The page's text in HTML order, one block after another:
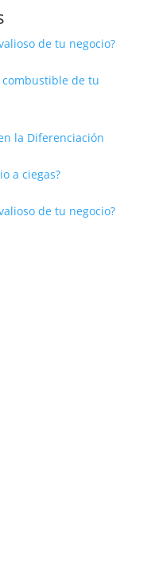
de tu negocio?
combustible de tu
la Diferenciación
a ciegas?
de tu negocio?